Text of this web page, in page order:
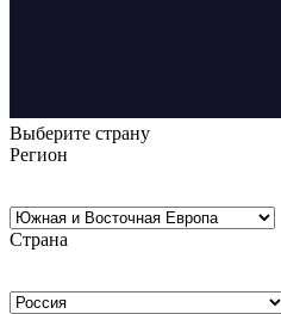
Выберите страну
Регион
Страна